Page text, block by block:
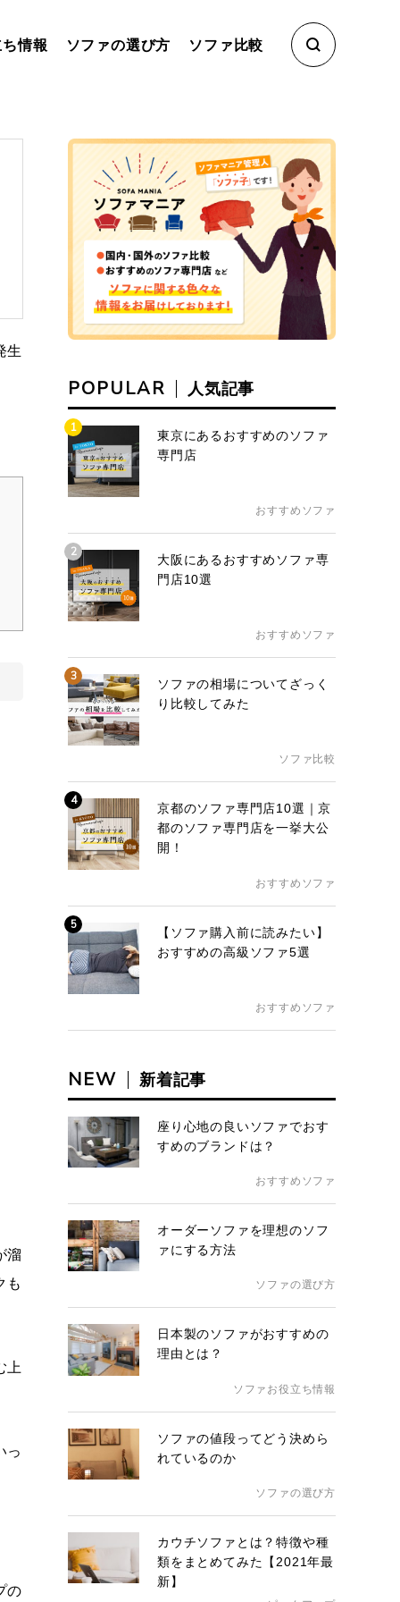
情報 ソファの選び方 ソファ比較
生
溜
も
上
っ
の
POPULAR 人気記事
1
東京にあるおすすめのソファ
専門店
おすすめソファ
2
大阪にあるおすすめソファ専
門店10選
おすすめソファ
3
ソファの相場についてざっく
り比較してみた
ソファ比較
4
京都のソファ専門店10選｜京
都のソファ専門店を一挙大公
開！
おすすめソファ
5
【ソファ購入前に読みたい】
おすすめの高級ソファ5選
おすすめソファ
NEW 新着記事
座り心地の良いソファでおす
すめのブランドは？
おすすめソファ
オーダーソファを理想のソフ
ァにする方法
ソファの選び方
日本製のソファがおすすめの
理由とは？
ソファお役立ち情報
ソファの値段ってどう決めら
れているのか
ソファの選び方
カウチソファとは？特徴や種
類をまとめてみた【2021年最
新】